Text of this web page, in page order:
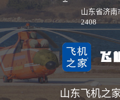
山东省济南
2408
山东飞机之